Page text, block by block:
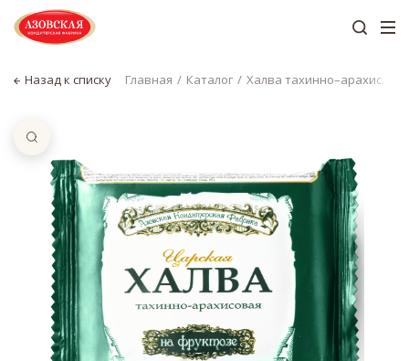
Назад к списку Главная Каталог Халва тахинно–арахисовая на фруктозе